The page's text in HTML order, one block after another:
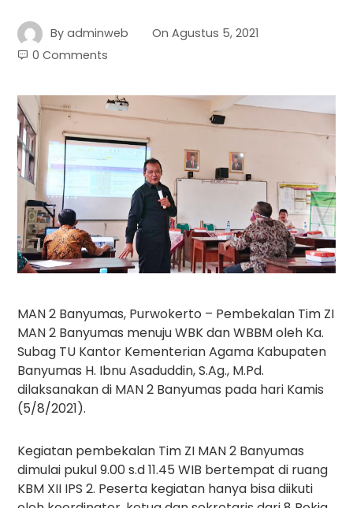
Byadminweb OnAgustus 5, 2021
0 Comments
MAN 2 Banyumas, Purwokerto – Pembekalan Tim ZI
MAN 2 Banyumas menuju WBK dan WBBM oleh Ka.
Subag TU Kantor Kementerian Agama Kabupaten
Banyumas H. Ibnu Asaduddin, S.Ag., M.Pd.
dilaksanakan di MAN 2 Banyumas pada hari Kamis
(5/8/2021).
Kegiatan pembekalan Tim ZI MAN 2 Banyumas
dimulai pukul 9.00 s.d 11.45 WIB bertempat di ruang
KBM XII IPS 2. Peserta kegiatan hanya bisa diikuti